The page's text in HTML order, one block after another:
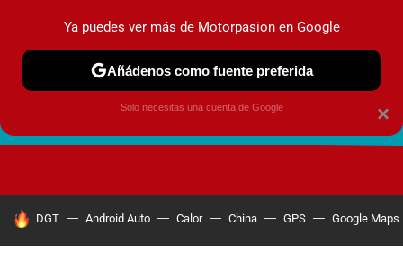
HOY SE HABLA DE
DGT Android Auto Calor China GPS Google Maps
×
Ya puedes ver más de Motorpasion en Google
Añádenos como fuente preferida
Solo necesitas una cuenta de Google